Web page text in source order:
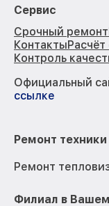
Сервис
Срочный ремонт
Контакты
Контроль
Официальный
ссылке
Ремонт техники
Ремонт
Филиал в